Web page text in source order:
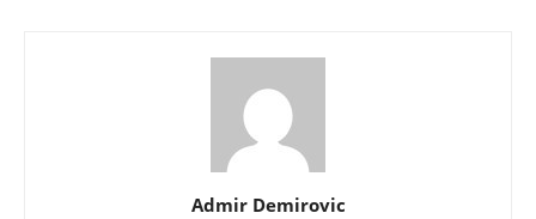
Admir Demirovic